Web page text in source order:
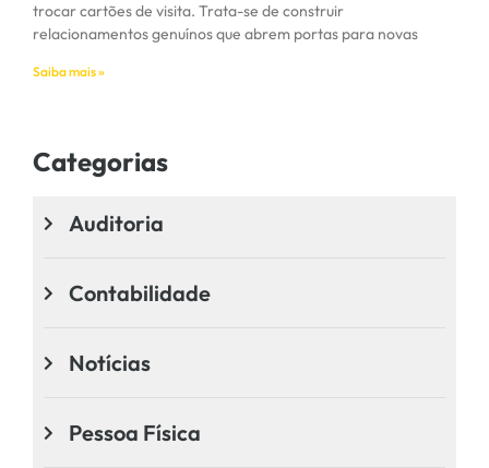
trocar cartões de visita. Trata-se de construir
relacionamentos genuínos que abrem portas para novas
Saiba mais »
Categorias
Auditoria
Contabilidade
Notícias
Pessoa Física